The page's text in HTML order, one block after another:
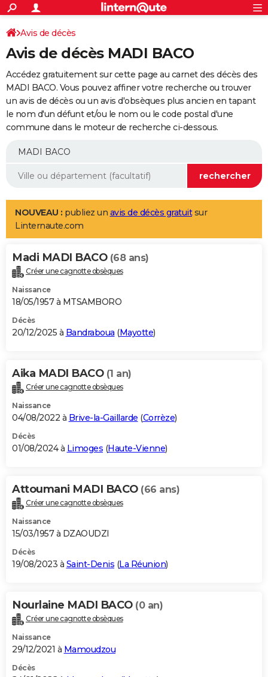
ACTUALITÉS
Politique
Société
Faits Divers
Education
Monde
Villes
+
SPORT
Coupe du monde 2026
Football
Tennis
Cyclisme
Rugby
Forum
Programme TV
TNT
Streaming
Cinéma
Sorties cinéma
Musique
+
FINANCE
Impôts
Immobilier
Risques naturels par ville
Banque
Assurance
Crédit
AUTO
Essais
Réserver un essai
Citadines
Berlines
SUV
Forum auto
+
Mobiles
Meilleur smartphone
Internet
Ordinateurs
Jeux vidéo
Guide high-tech
Aménagement intérieur
LIFESTYLE
Art de vivre
Bien-être
Loisirs
Mode
Modes de vie
Alimentation
Guide de la santé
Maladies
Médicaments
Sommeil
VOYAGE
Destinations
City break
Voyage nature
Voyage de noces
Forum
Climat
+PHOTO
GUIDES D'ACHAT
BONS PLANS
Carte de Noël
Carte Bonne année
Carte Saint-Valentin
Carte Pâques
Carte d'anniversaire
DICTIONNAIRE
Dictionnaire
Biographies
Citations
Expressions
Proverbes
PROGRAMME TV
S'inscrire
Se connecter
Lycées
Collèges
Primaires
Universités
Entreprises
Service militaire
Avis de recherche
AVIS DE DÉCÈS
Bricolage
Lifestyle
Culture
Sport
Auto
Television
Voyage
Cinema
Avis de décès
Avis de décès MADI BACO
Accédez gratuitement sur cette page au carnet des décès des
MADI BACO. Vous pouvez affiner votre recherche ou trouver
un avis de décès ou un avis d'obsèques plus ancien en tapant
le nom d'un défunt et/ou le nom ou le code postal d'une
commune dans le moteur de recherche ci-dessous.
NOUVEAU : publiez un avis de décès gratuitsur
Linternaute.com
Madi MADI BACO (68 ans)
Créer une cagnotte obsèques
Naissance
18/05/1957 à MTSAMBORO
Décès
20/12/2025 à Bandraboua (Mayotte)
Aika MADI BACO (1 an)
Créer une cagnotte obsèques
Naissance
04/08/2022 à Brive-la-Gaillarde (Corrèze)
Décès
01/08/2024 à Limoges (Haute-Vienne)
Attoumani MADI BACO (66 ans)
Créer une cagnotte obsèques
Naissance
15/03/1957 à DZAOUDZI
Décès
19/08/2023 à Saint-Denis (La Réunion)
Nourlaine MADI BACO (0 an)
Créer une cagnotte obsèques
Naissance
29/12/2021 à Mamoudzou
Décès